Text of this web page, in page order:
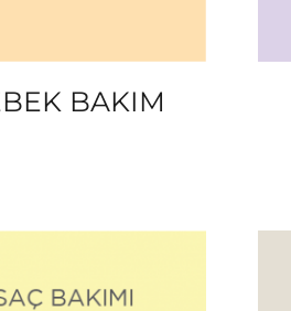
BAKIM